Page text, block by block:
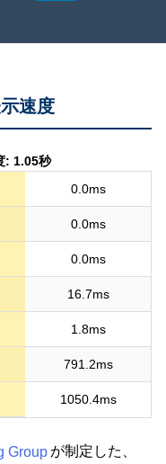
速度
: 1.05秒
0.0ms
0.0ms
0.0ms
16.7ms
1.8ms
791.2ms
1050.4ms
Group が制定した、